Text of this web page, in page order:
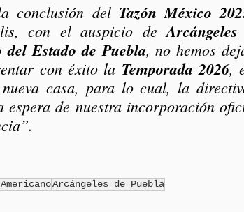
conclusión del Tazón México
con el auspicio de Arcángeles
del Estado de Puebla, no hemos
con éxito la Temporada 2026,
casa, para lo cual, la
espera de nuestra incorporación
Arcángeles de Puebla